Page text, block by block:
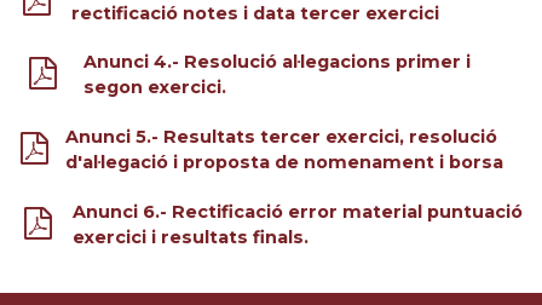
rectificació notes i data tercer exercici
Anunci 4.- Resolució al·legacions primer i
segon exercici.
Anunci 5.- Resultats tercer exercici, resolució
d'al·legació i proposta de nomenament i borsa
Anunci 6.- Rectificació error material puntuació
exercici i resultats finals.